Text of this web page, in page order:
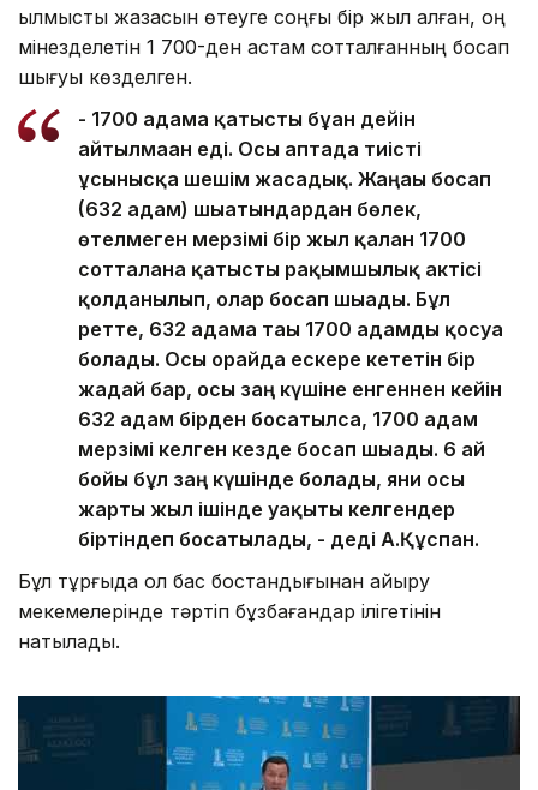
қылмыстық жазасын өтеуге соңғы бір жыл қалған, оң
мінезделетін 1 700-ден астам сотталғанның босап
шығуы көзделген.
- 1700 адамға қатысты бұған дейін
айтылмаған еді. Осы аптада тиісті
ұсынысқа шешім жасадық. Жаңағы босап
(632 адам) шығатындардан бөлек,
өтелмеген мерзімі бір жыл қалған 1700
сотталғанға қатысты рақымшылық актісі
қолданылып, олар босап шығады. Бұл
ретте, 632 адамға тағы 1700 адамды қосуға
болады. Осы орайда ескере кететін бір
жағдай бар, осы заң күшіне енгеннен кейін
632 адам бірден босатылса, 1700 адам
мерзімі келген кезде босап шығады. 6 ай
бойы бұл заң күшінде болады, яғни осы
жарты жыл ішінде уақыты келгендер
біртіндеп босатылады, - деді А.Құспан.
Бұл тұрғыда ол бас бостандығынан айыру
мекемелерінде тәртіп бұзбағандар ілігетінін
нақтылады.